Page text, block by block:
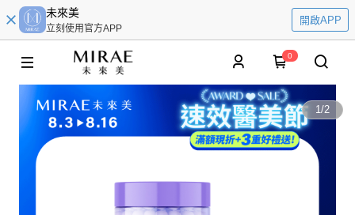
未來美
立刻使用官方APP
開啟APP
0
1/2